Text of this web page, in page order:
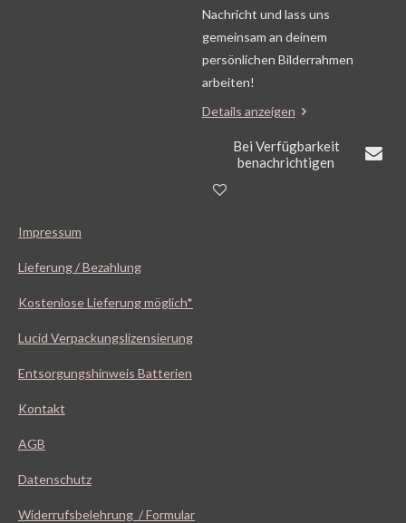
Nachricht und lass uns
gemeinsam an deinem
persönlichen Bilderrahmen
arbeiten!
Details anzeigen
Bei Verfügbarkeit
benachrichtigen
Impressum
Lieferung / Bezahlung
Kostenlose Lieferung möglich*
Lucid Verpackungslizensierung
Entsorgungshinweis Batterien
Kontakt
AGB
Datenschutz
Widerrufsbelehrung / Formular